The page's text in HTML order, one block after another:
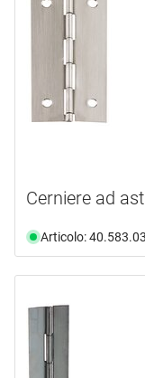
Cerniere ad
Articolo: